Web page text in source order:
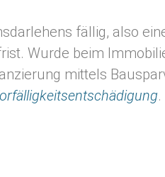
fällig, also
Wurde beim
mittels
.